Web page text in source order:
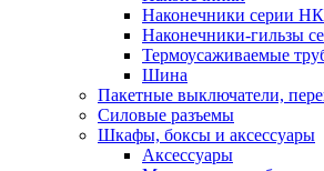
Наконечники серии
Наконечники-гильзы
Термоусаживаемые
Шина
Пакетные выключатели,
Силовые разъемы
Шкафы, боксы и аксессуары
Аксессуары